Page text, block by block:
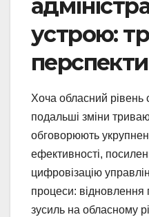
устрою:
Хоча обласний рівень
подальші зміни
обговорюють
ефективності,
цифровізацію
процеси:
зусиль на обласному